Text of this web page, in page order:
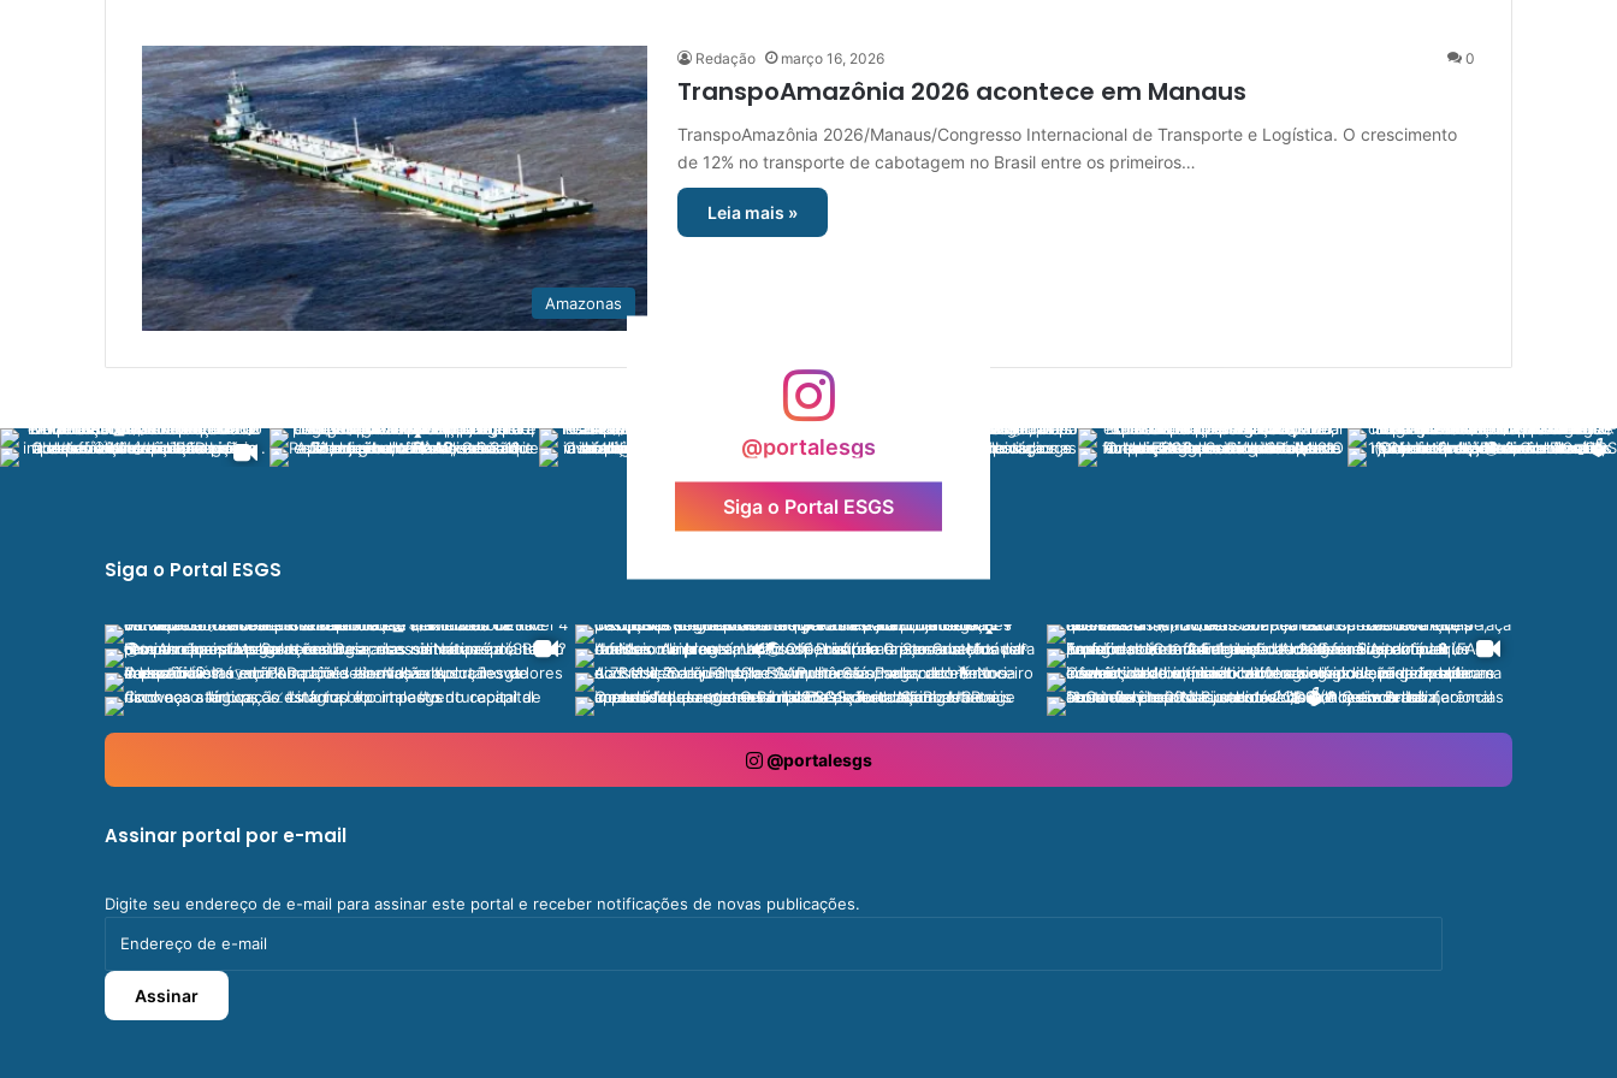
Amazonas
Redação março 16, 2026 0
TranspoAmazônia 2026 acontece em Manaus
TranspoAmazônia 2026/Manaus/Congresso Internacional de Transporte e Logística. O crescimento
de 12% no transporte de cabotagem no Brasil entre os primeiros…
Leia mais »
@portalesgs
Siga o Portal ESGS
Siga o Portal ESGS
@portalesgs
Assinar portal por e-mail
Digite seu endereço de e-mail para assinar este portal e receber notificações de novas publicações.
de
e-
mail
Assinar